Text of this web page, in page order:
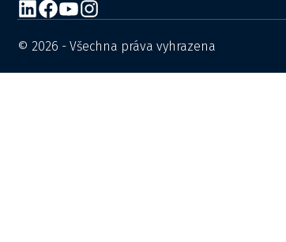
© 2026 - Všechna práva vyhrazena